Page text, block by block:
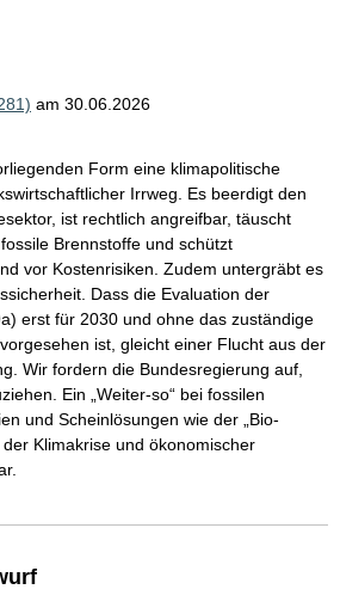
am 30.06.2026
Form eine klimapolitische
Irrweg. Es beerdigt den
ist rechtlich angreifbar, täuscht
Brennstoffe und schützt
vor Kostenrisiken. Zudem untergräbt es
Dass die Evaluation der
erst für 2030 und ohne das zuständige
ist, gleicht einer Flucht aus der
Wir fordern die Bundesregierung auf,
Ein „Weiter-so“ bei fossilen
und Scheinlösungen wie der „Bio-
Klimakrise und ökonomischer